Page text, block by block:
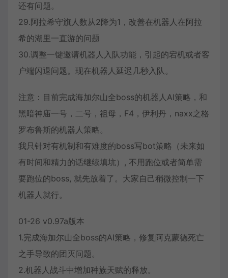
还有问题。
29.阿拉希守旗人数从2降为1，改善在机器人在阿拉
希的湖里一直游的问题
30.调整一键邀请机器人入队功能，引起的宕机或者客
户端闪退问题。现在机器人延迟几秒入队。
注意：目前完成海加尔山全boss的机器人AI策略，和
黑暗神庙一号，二号，祖母，F4，伊利丹，naxx之格
罗布鲁斯的机器人策略。
我只针对有机制和有难度的boss写bot策略（未来如
有时间和精力的话继续填坑）, 不用跑位或者简单需
要跑位的boss, 就先放着了。大家自己稍微控制一下
机器人就行。
01-26 v0.97a版本
1.完成海加尔山全boss的AI策略，修复阿克蒙德死亡
之手导致的团灭问题。
2.机器人战斗中增加种族天赋的释放。